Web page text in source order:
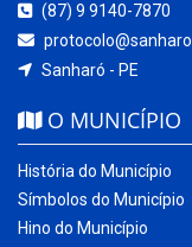
(87) 9 9140-7870
Sanharó - PE
O MUNICÍPIO
História do Município
Símbolos do Município
Hino do Município